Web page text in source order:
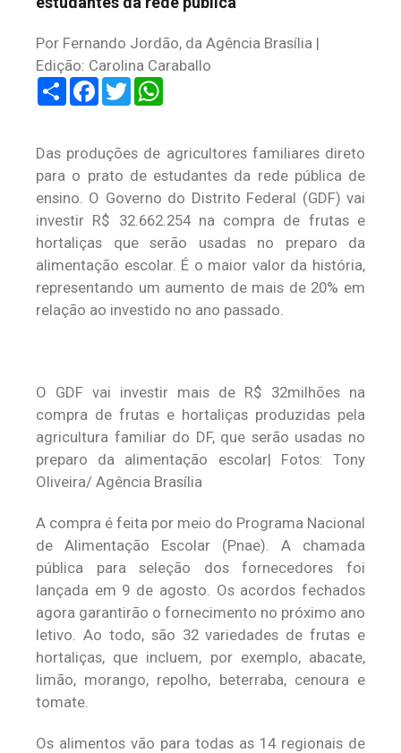
Por Fernando Jordão, da Agência Brasília |
Edição: Carolina Caraballo
ShareFacebook
Twitter
Das produções de agricultores familiares direto
para o prato de estudantes da rede pública de
ensino. O Governo do Distrito Federal (GDF) vai
investir R$ 32.662.254 na compra de frutas e
hortaliças que serão usadas no preparo da
alimentação escolar. É o maior valor da história,
representando um aumento de mais de 20% em
relação ao investido no ano passado.
O GDF vai investir mais de R$ 32milhões na
compra de frutas e hortaliças produzidas pela
agricultura familiar do DF, que serão usadas no
preparo da alimentação escolar| Fotos: Tony
Oliveira/ Agência Brasília
A compra é feita por meio do Programa Nacional
de Alimentação Escolar (Pnae). A chamada
pública para seleção dos fornecedores foi
lançada em 9 de agosto. Os acordos fechados
agora garantirão o fornecimento no próximo ano
letivo. Ao todo, são 32 variedades de frutas e
hortaliças, que incluem, por exemplo, abacate,
limão, morango, repolho, beterraba, cenoura e
tomate.
Os alimentos vão para todas as 14 regionais de